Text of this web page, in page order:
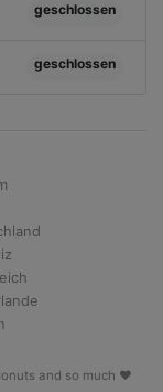
geschlossen
geschlossen
and so much ♥